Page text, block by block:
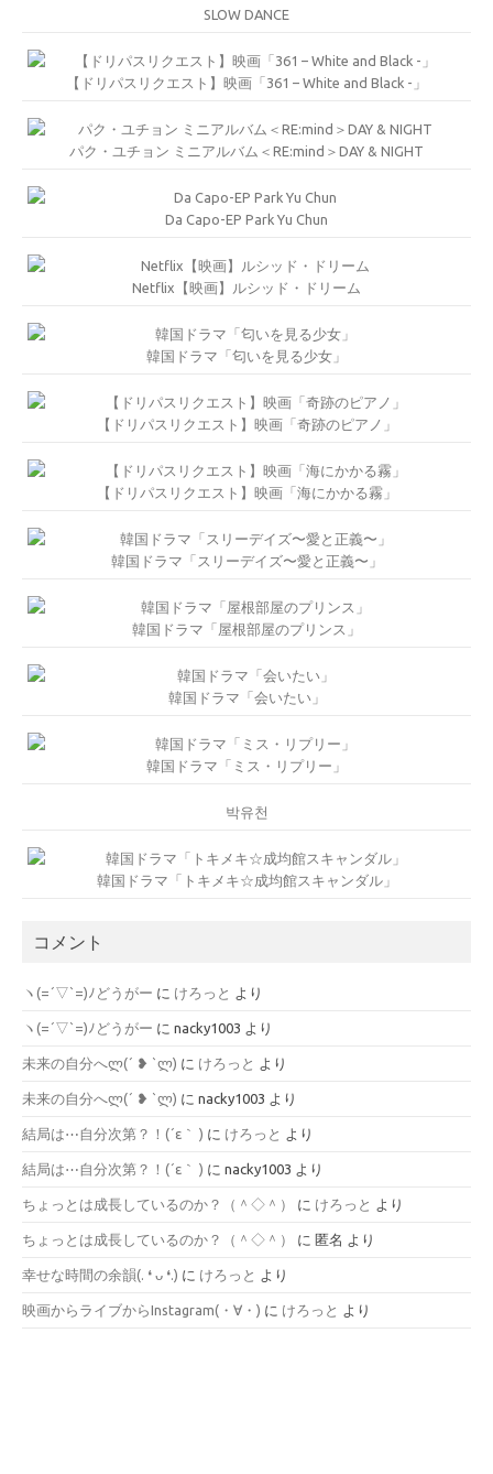
SLOW DANCE
【ドリパスリクエスト】映画「361 – White and Black -」
パク・ユチョン ミニアルバム＜RE:mind＞DAY & NIGHT
Da Capo-EP Park Yu Chun
Netflix【映画】ルシッド・ドリーム
韓国ドラマ「匂いを見る少女」
【ドリパスリクエスト】映画「奇跡のピアノ」
【ドリパスリクエスト】映画「海にかかる霧」
韓国ドラマ「スリーデイズ〜愛と正義〜」
韓国ドラマ「屋根部屋のプリンス」
韓国ドラマ「会いたい」
韓国ドラマ「ミス・リプリー」
박유천
韓国ドラマ「トキメキ☆成均館スキャンダル」
コメント
ヽ(=´▽`=)ﾉどうがー に けろっと より
ヽ(=´▽`=)ﾉどうがー に nacky1003 より
未来の自分へლ⁠(⁠´⁠ ⁠❥⁠ ⁠`⁠ლ⁠) に けろっと より
未来の自分へლ⁠(⁠´⁠ ⁠❥⁠ ⁠`⁠ლ⁠) に nacky1003 より
結局は⋯自分次第？！(´ε｀ ) に けろっと より
結局は⋯自分次第？！(´ε｀ ) に nacky1003 より
ちょっとは成長しているのか？（＾◇＾） に けろっと より
ちょっとは成長しているのか？（＾◇＾） に 匿名 より
幸せな時間の余韻(⁠.⁠ ⁠❛⁠ ⁠ᴗ⁠ ⁠❛⁠.⁠) に けろっと より
映画からライブからInstagram(⁠・⁠∀⁠・⁠) に けろっと より